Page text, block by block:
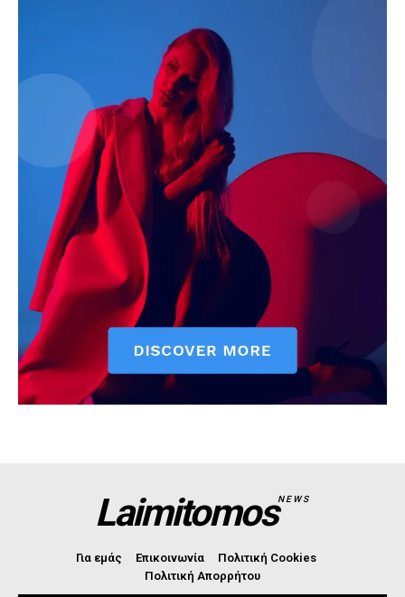
LaimitomosNEWS
Για εμάς Επικοινωνία
Πολιτική Cookies
Πολιτική Απορρήτου